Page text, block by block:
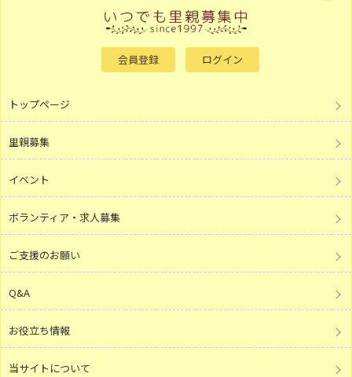
会員登録 ログイン
トップページ
里親募集
イベント
ボランティア・求人募集
ご支援のお願い
Q&A
お役立ち情報
当サイトについて